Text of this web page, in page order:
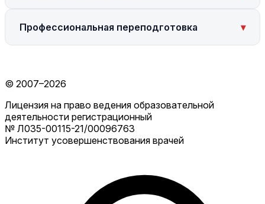
Профессиональная переподготовка ▾
© 2007–2026
Лицензия на право ведения образовательной
деятельности регистрационный
№ Л035-00115-21/00096763
Институт усовершенствования врачей